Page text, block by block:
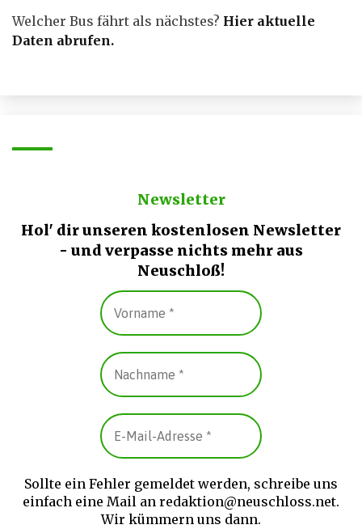
Welcher Bus fährt als nächstes? Hier aktuelle
Daten abrufen.
Newsletter
Hol' dir unseren kostenlosen Newsletter
- und verpasse nichts mehr aus
Neuschloß!
Sollte ein Fehler gemeldet werden, schreibe uns
einfach eine Mail an redaktion@neuschloss.net.
Wir kümmern uns dann.